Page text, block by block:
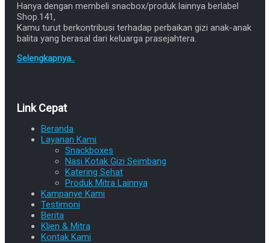
Hanya dengan membeli snacbox/produk lainnya berlabel
Shop.141,
Kamu turut berkontribusi terhadap perbaikan gizi anak-anak
balita yang berasal dari keluarga prasejahtera.
Selengkapnya..
Link Cepat
Beranda
Layanan Kami
Snackboxes
Nasi Kotak Gizi Seimbang
Katering Sehat
Produk Mitra Lainnya
Kampanye Kami
Testimoni
Berita
Klien & Mitra
Kontak Kami